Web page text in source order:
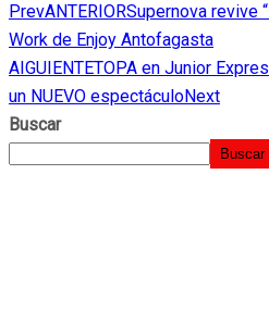
LinkedIn
PrevANTERIORSupernova revive
Work de Enjoy Antofagasta
AIGUIENTETOPA en Junior
un NUEVO espectáculoNext
Buscar
Buscar